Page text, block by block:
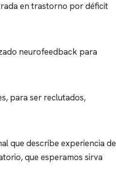
en trastorno por déficit
neurofeedback para
para ser reclutados,
que describe experiencia de
que esperamos sirva